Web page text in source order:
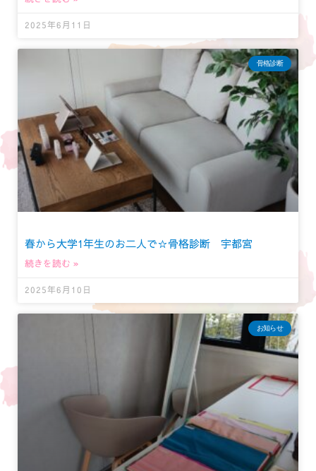
2025年6月11日
骨格診断
春から大学1年生のお二人で☆骨格診断 宇都宮
続きを読む »
2025年6月10日
お知らせ